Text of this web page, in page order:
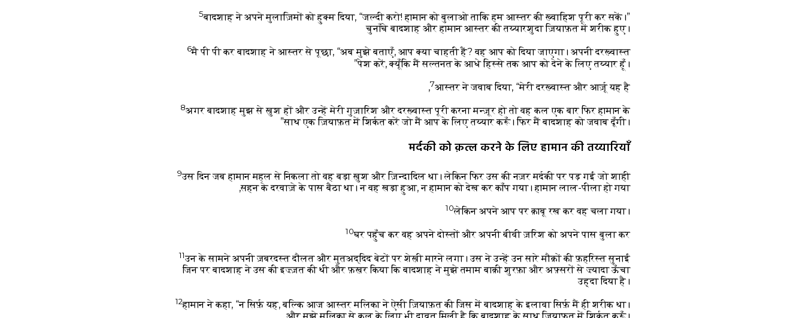
5बादशाह ने अपने मुलाज़िमों को हुक्म दिया, “जल्दी करो! हामान को बुलाओ ताकि हम आस्तर की ख़्वाहिश पूरी कर सकें।”
चुनाँचे बादशाह और हामान आस्तर की तय्यारशुदा ज़ियाफ़त में शरीक हुए।
6मै पी पी कर बादशाह ने आस्तर से पूछा, “अब मुझे बताएँ, आप क्या चाहती हैं? वह आप को दिया जाएगा। अपनी दरख़्वास्त
पेश करें, क्यूँकि मैं सल्तनत के आधे हिस्से तक आप को देने के लिए तय्यार हूँ।”
7आस्तर ने जवाब दिया, “मेरी दरख़्वास्त और आर्ज़ू यह है,
8अगर बादशाह मुझ से ख़ुश हों और उन्हें मेरी गुज़ारिश और दरख़्वास्त पूरी करना मन्ज़ूर हो तो वह कल एक बार फिर हामान के
साथ एक ज़ियाफ़त में शिर्कत करें जो मैं आप के लिए तय्यार करूँ। फिर मैं बादशाह को जवाब दूँगी।”
मर्दकी को क़त्ल करने के लिए हामान की तय्यारियाँ
9उस दिन जब हामान महल से निकला तो वह बड़ा ख़ुश और ज़िन्दादिल था। लेकिन फिर उस की नज़र मर्दकी पर पड़ गई जो शाही
सहन के दरवाज़े के पास बैठा था। न वह खड़ा हुआ, न हामान को देख कर काँप गया। हामान लाल-पीला हो गया,
10लेकिन अपने आप पर क़ाबू रख कर वह चला गया।
10घर पहुँच कर वह अपने दोस्तों और अपनी बीवी ज़रिश को अपने पास बुला कर
11उन के सामने अपनी ज़बरदस्त दौलत और मुतअद्दिद बेटों पर शेख़ी मारने लगा। उस ने उन्हें उन सारे मौक़ों की फ़हरिस्त सुनाई
जिन पर बादशाह ने उस की इज़्ज़त की थी और फ़ख़र किया कि बादशाह ने मुझे तमाम बाक़ी शुरफ़ा और अफ़्सरों से ज़्यादा ऊँचा
उह्दा दिया है।
12हामान ने कहा, “न सिर्फ़ यह, बल्कि आज आस्तर मलिका ने ऐसी ज़ियाफ़त की जिस में बादशाह के इलावा सिर्फ़ मैं ही शरीक था।